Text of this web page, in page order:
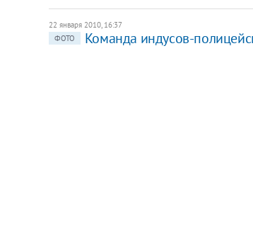
22 января 2010, 16:37
ФОТО
Команда индусов-